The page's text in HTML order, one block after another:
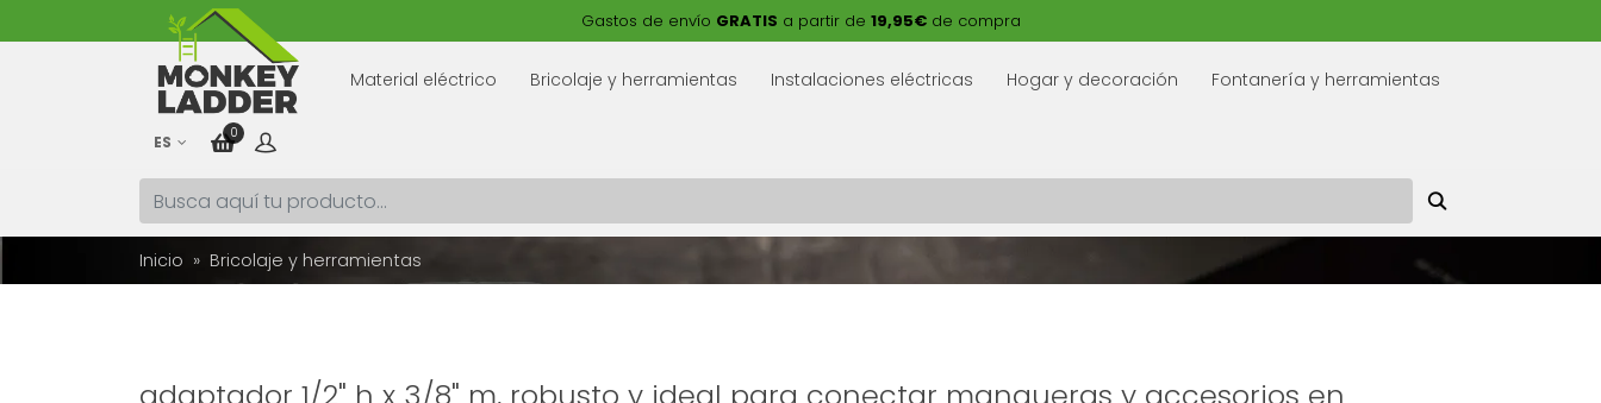
Gastos de envío GRATIS a partir de 19,95€de compra
ES 0
Material eléctrico Bricolaje y herramientas Instalaciones eléctricas Hogar y decoración Fontanería y herramientas
Inicio Bricolaje y herramientas